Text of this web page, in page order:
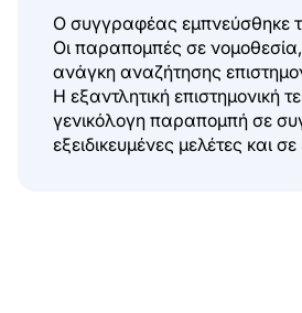
Ο συγγραφέας εμπνεύσθηκε
Οι παραπομπές σε
ανάγκη αναζήτησης
Η εξαντλητική επιστημονική
γενικόλογη παραπομπή σε
εξειδικευμένες μελέτες και